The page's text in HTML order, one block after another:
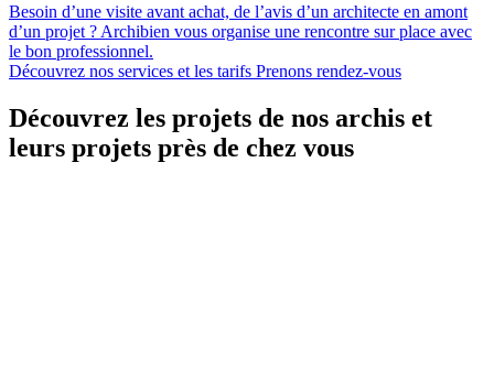
Besoin d’une visite avant achat, de l’avis d’un architecte en amont
d’un projet ? Archibien vous organise une rencontre sur place avec
le bon professionnel.
Découvrez nos services et les tarifs Prenons rendez-vous
Découvrez les projets de nos archis et
leurs projets près de chez vous